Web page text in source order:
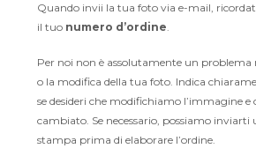
Quando invii la tua foto via e-mail,
il tuo numero d’ordine.
Per noi non è assolutamente un
o la modifica della tua foto. Indica
se desideri che modifichiamo l’immagine e
cambiato. Se necessario, possiamo inviarti
stampa prima di elaborare l’ordine.